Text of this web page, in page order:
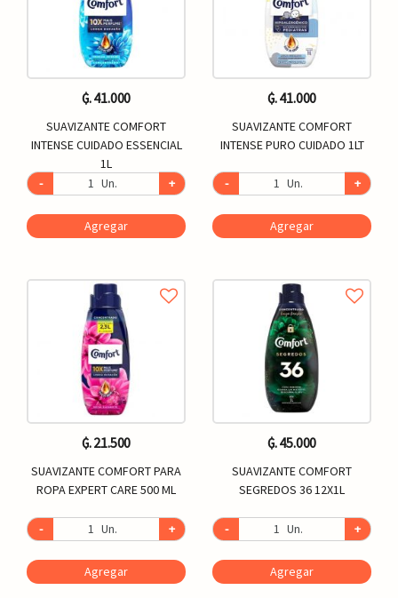
₲. 41.000
SUAVIZANTE COMFORT
INTENSE CUIDADO ESSENCIAL
1L
-
Un. +
Agregar
₲. 41.000
SUAVIZANTE COMFORT
INTENSE PURO CUIDADO 1LT
- Un. +
Agregar
₲. 21.500
SUAVIZANTE COMFORT PARA
ROPA EXPERT CARE 500 ML
- Un. +
Agregar
₲. 45.000
SUAVIZANTE COMFORT
SEGREDOS 36 12X1L
- Un. +
Agregar